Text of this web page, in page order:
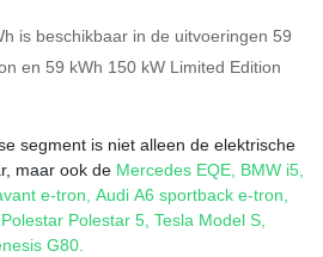
is beschikbaar in de uitvoeringen 59
en 59 kWh 150 kW Limited Edition
segment is niet alleen de elektrische
maar ook de Mercedes EQE, BMW i5,
e-tron, Audi A6 sportback e-tron,
Polestar Polestar 5, Tesla Model S,
G80.